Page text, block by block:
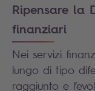
Ripensare la
finanziari
Nei servizi
lungo di tipo
raggiunto e